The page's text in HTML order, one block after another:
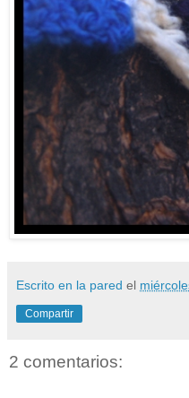
Escrito en la pared el
Compartir
2 comentarios: